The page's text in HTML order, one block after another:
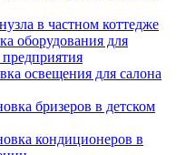
в частном коттедже
оборудования для
освещения для салона
бризеров в детском
кондиционеров в